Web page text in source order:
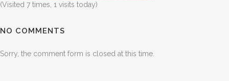
(Visited 7 times, 1 visits today)
NO COMMENTS
Sorry, the comment form is closed at this time.